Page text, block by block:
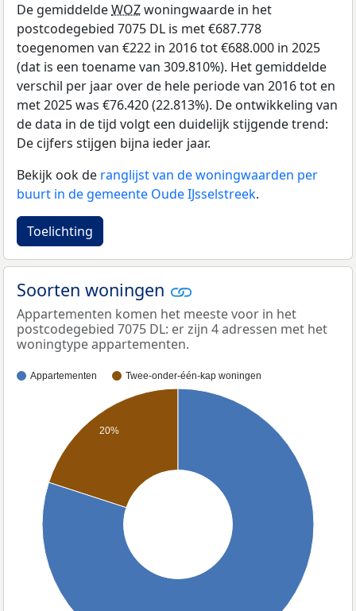
De gemiddeldeWOZwoningwaarde in het
postcodegebied 7075 DL is met €687.778
toegenomen van €222 in 2016 tot €688.000 in 2025
(dat is een toename van 309.810%). Het gemiddelde
verschil per jaar over de hele periode van 2016 tot en
met 2025 was €76.420 (22.813%). De ontwikkeling van
de data in de tijd volgt een duidelijk stijgende trend:
De cijfers stijgen bijna ieder jaar.
Bekijk ook de ranglijst van de woningwaarden per
buurt in de gemeente Oude IJsselstreek.
Toelichting
Soorten woningen
Appartementen komen het meeste voor in het
postcodegebied 7075 DL: er zijn 4 adressen met het
woningtype appartementen.
Appartementen Twee-onder-één-kap woningen
20%